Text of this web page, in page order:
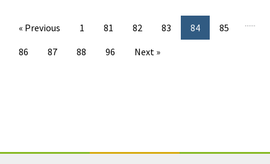
« Previous 1 ...
81 82 83 84
85
86
87 88
...
96
Next »